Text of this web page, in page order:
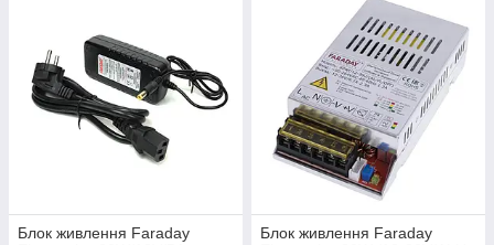
Блок живлення Faraday
Блок живлення Faraday